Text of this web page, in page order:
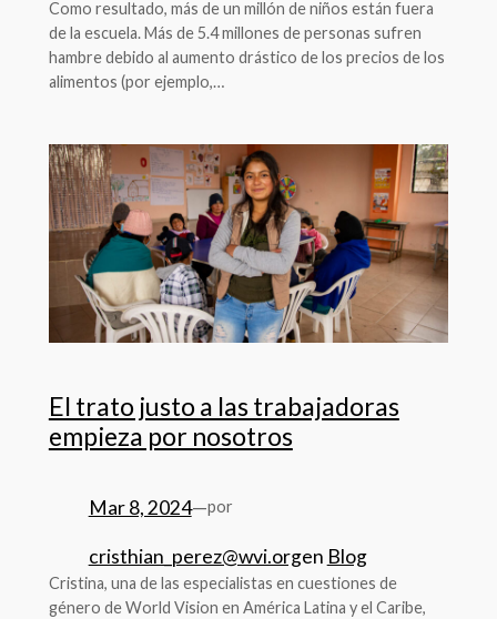
Como resultado, más de un millón de niños están fuera
de la escuela. Más de 5.4 millones de personas sufren
hambre debido al aumento drástico de los precios de los
alimentos (por ejemplo,…
El trato justo a las trabajadoras
empieza por nosotros
Mar 8, 2024—por
cristhian_perez@wvi.orgen Blog
Cristina, una de las especialistas en cuestiones de
género de World Vision en América Latina y el Caribe,